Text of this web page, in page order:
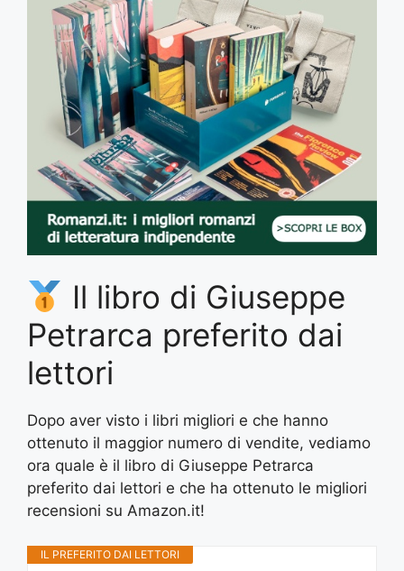
Il libro di Giuseppe
Petrarca preferito dai
lettori
Dopo aver visto i libri migliori e che hanno
ottenuto il maggior numero di vendite, vediamo
ora quale è il libro di Giuseppe Petrarca
preferito dai lettori e che ha ottenuto le migliori
recensioni su Amazon.it!
IL PREFERITO DAI LETTORI